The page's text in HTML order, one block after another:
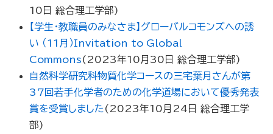
10日 総合理工学部)
【学生・教職員のみなさま】グローバルコモンズへの誘
い （11月）Invitation to Global
Commons( 2023年10月30日 総合理工学部)
自然科学研究科物質化学コースの三宅葉月さんが第
37回若手化学者のための化学道場において優秀発表
賞を受賞しました ( 2023年10月24日 総合理工学
部)